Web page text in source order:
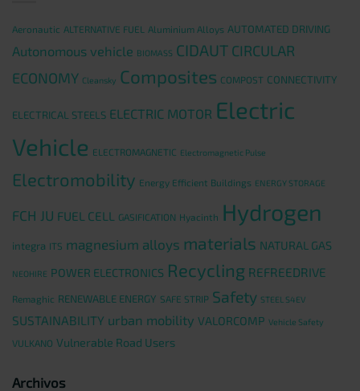
Aeronautic ALTERNATIVE FUEL Aluminium Alloys AUTOMATED DRIVING
Autonomous vehicle BIOMASS CIDAUT CIRCULAR
ECONOMY Cleansky Composites COMPOST CONNECTIVITY
ELECTRICAL STEELS ELECTRIC MOTOR Electric
Vehicle ELECTROMAGNETIC Electromagnetic Pulse
Electromobility Energy Efficient Buildings ENERGY STORAGE
FCH JU FUEL CELL GASIFICATION Hyacinth Hydrogen
integra ITS magnesium alloys materials NATURAL GAS
NEOHIRE POWER ELECTRONICS Recycling REFREEDRIVE
Remaghic RENEWABLE ENERGY SAFE STRIP Safety STEEL S4EV
SUSTAINABILITY urban mobility VALORCOMP Vehicle Safety
VULKANO Vulnerable Road Users
Archivos